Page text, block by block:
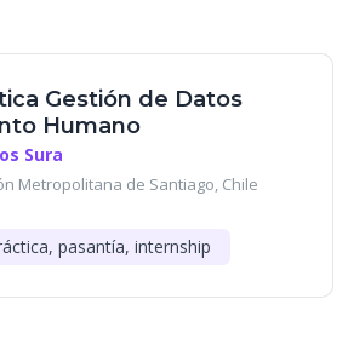
Gestión de Datos
Humano
Sura
Metropolitana de Santiago, Chile
pasantía, internship